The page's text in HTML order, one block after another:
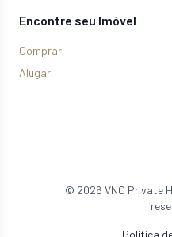
Encontre seu Imóvel
Comprar
Alugar
© 2026 VNC Private
Política